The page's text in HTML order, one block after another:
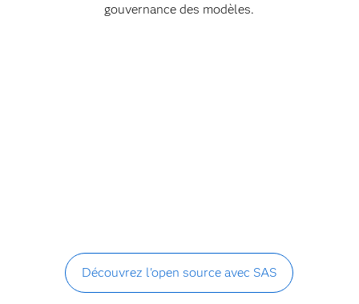
gouvernance des modèles.
Découvrez l'open source avec SAS